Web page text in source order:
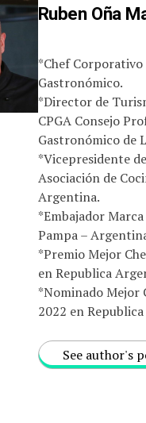
Ruben Oña
*Chef
Gastronómico.
*Director de
CPGA Consejo
Gastronómico de
*Vicepresidente
Asociación de
Argentina.
*Embajador
Pampa –
*Premio Mejor
en Republica
*Nominado Mejor
2022 en
See author's